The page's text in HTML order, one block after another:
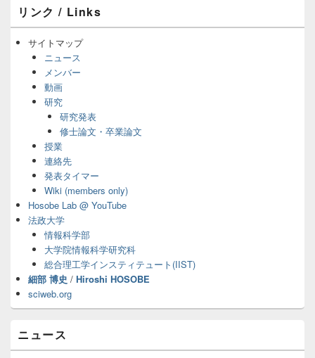
ン
サ
ア
リンク / Links
サイトマップ
ニュース
メンバー
動画
研究
研究発表
修士論文・卒業論文
授業
連絡先
発表タイマー
Wiki (members only)
Hosobe Lab @ YouTube
法政大学
情報科学部
大学院情報科学研究科
総合理工学インスティテュート(IIST)
細部 博史 / Hiroshi HOSOBE
sciweb.org
ニュース